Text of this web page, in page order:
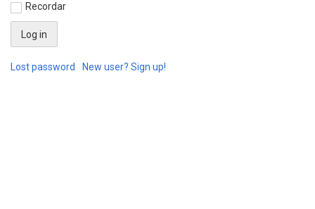
Recordar
Lost password New user? Sign up!